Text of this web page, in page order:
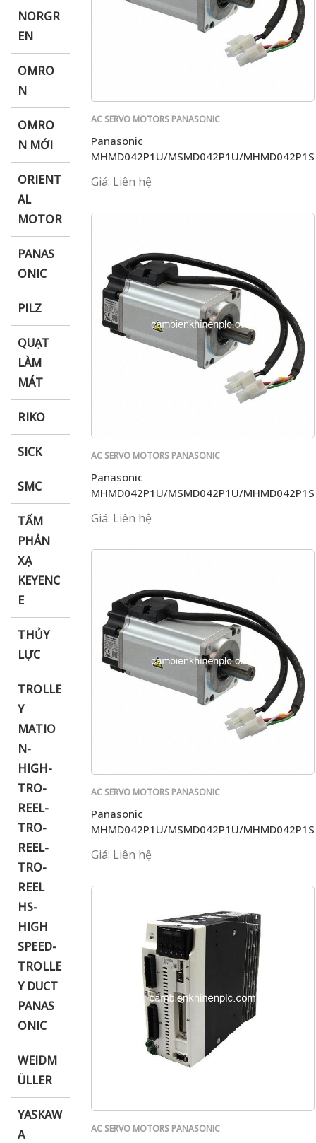
NORGR
EN
OMRO
N
OMRO
N MỚI
ORIENT
AL
MOTOR
PANAS
ONIC
PILZ
QUẠT
LÀM
MÁT
RIKO
SICK
SMC
TẤM
PHẢN
XẠ
KEYENC
E
THỦY
LỰC
TROLLE
Y
MATIO
N-
HIGH-
TRO-
REEL-
TRO-
REEL-
TRO-
REEL
HS-
HIGH
SPEED-
TROLLE
Y DUCT
PANAS
ONIC
WEIDM
ÜLLER
YASKAW
A
AC SERVO MOTORS PANASONIC
Panasonic
MHMD042P1U/MSMD042P1U/MHMD042P1S
Giá: Liên hệ
AC SERVO MOTORS PANASONIC
Panasonic
MHMD042P1U/MSMD042P1U/MHMD042P1S
Giá: Liên hệ
AC SERVO MOTORS PANASONIC
Panasonic
MHMD042P1U/MSMD042P1U/MHMD042P1S
Giá: Liên hệ
AC SERVO MOTORS PANASONIC